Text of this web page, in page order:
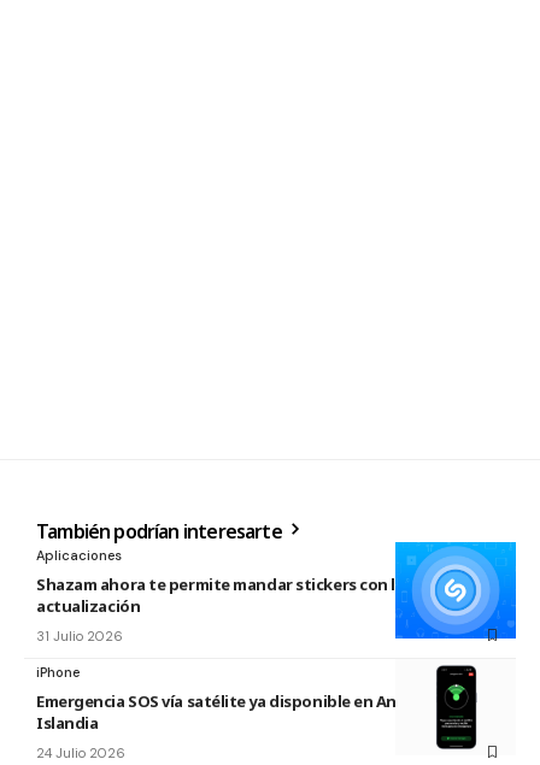
También podrían interesarte
Aplicaciones
Shazam ahora te permite mandar stickers con la nueva
actualización
31 Julio 2026
iPhone
Emergencia SOS vía satélite ya disponible en Andorra e
Islandia
24 Julio 2026